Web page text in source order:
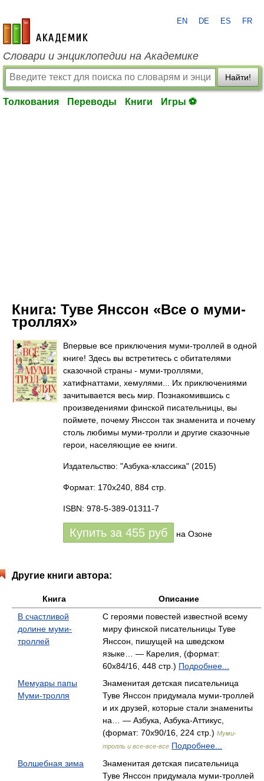
academic.ru
EN DE ES FR
Словари и энциклопедии на Академике
Найти!
Толкования Переводы Книги Игры ⚽
Книга: Туве Янссон «Все о муми-
троллях»
Впервые все приключения муми-троллей в одной
книге! Здесь вы встретитесь с обитателями
сказочной страны - муми-троллями,
хатифнаттами, хемулями... Их приключениями
зачитывается весь мир. Познакомившись с
произведениями финской писательницы, вы
поймете, почему Янссон так знаменита и почему
столь любимы муми-тролли и другие сказочные
герои, населяющие ее книги.
Издательство: "Азбука-классика" (2015)
Формат: 170x240, 884 стр.
ISBN: 978-5-389-01311-7
Купить за 455 руб на Озоне
Другие книги автора:
Книга
Описание
В счастливой
долине муми-
троллей
С героями повестей известной всему
миру финской писательницы Туве
Янссон, пишущей на шведском
языке… — Карелия, (формат:
60x84/16, 448 стр.) Подробнее...
Мемуары папы
Муми-тролля
Знаменитая детская писательница
Туве Янссон придумала муми-троллей
и их друзей, которые стали знамениты
на… — Азбука, Азбука-Аттикус,
(формат: 70x90/16, 224 стр.) Муми-
тролль и все-все-все Подробнее...
Волшебная зима
Знаменитая детская писательница
Туве Янссон придумала муми-троллей